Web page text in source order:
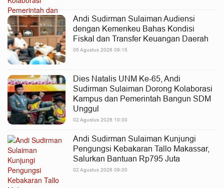
Andi Sudirman Sulaiman Audiensi
dengan Kemenkeu Bahas Kondisi
Fiskal dan Transfer Keuangan Daerah
05 Agustus 2026 09:15
Dies Natalis UNM Ke-65, Andi
Sudirman Sulaiman Dorong Kolaborasi
Kampus dan Pemerintah Bangun SDM
Unggul
02 Agustus 2026 10:00
Andi Sudirman Sulaiman Kunjungi
Pengungsi Kebakaran Tallo Makassar,
Salurkan Bantuan Rp795 Juta
02 Agustus 2026 09:00